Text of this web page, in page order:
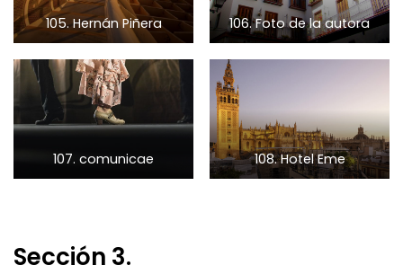
105. Hernán Piñera 106. Foto de la autora
107. comunicae 108. Hotel Eme
Sección 3.